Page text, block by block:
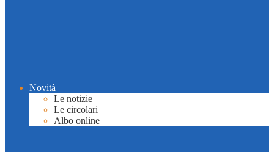
Novità
Le notizie
Le circolari
Albo online